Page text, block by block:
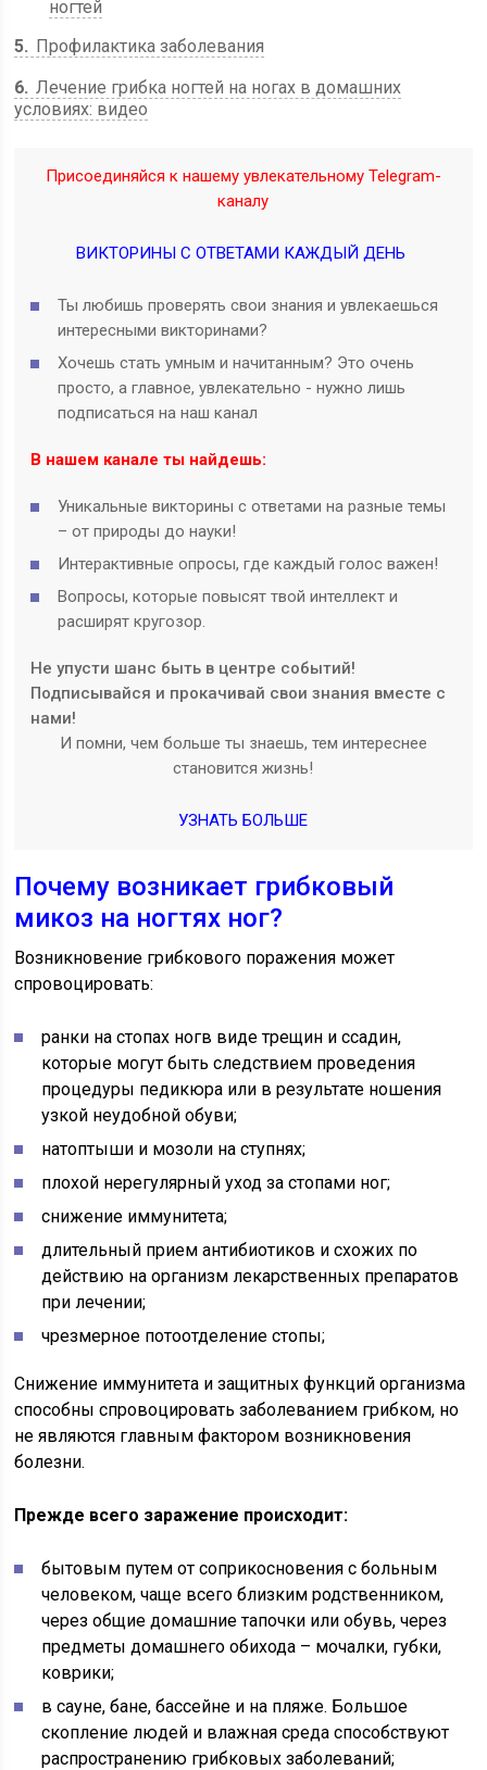
ногтей
5
Профилактика заболевания
6 Лечение грибка ногтей на ногах в домашних
условиях: видео
Присоединяйся к нашему увлекательному Telegram-
каналу
ВИКТОРИНЫ С ОТВЕТАМИ КАЖДЫЙ ДЕНЬ
Ты любишь проверять свои знания и увлекаешься
интересными викторинами?
Хочешь стать умным и начитанным? Это очень
просто, а главное, увлекательно - нужно лишь
подписаться на наш канал
В нашем канале ты найдешь:
Уникальные викторины с ответами на разные темы
– от природы до науки!
Интерактивные опросы, где каждый голос важен!
Вопросы, которые повысят твой интеллект и
расширят кругозор.
Не упусти шанс быть в центре событий!
Подписывайся и прокачивай свои знания вместе с
нами!
И помни, чем больше ты знаешь, тем интереснее
становится жизнь!
УЗНАТЬ БОЛЬШЕ
Почему возникает грибковый
микоз на ногтях ног?
Возникновение грибкового поражения может
спровоцировать:
ранки на стопах ногв виде трещин и ссадин,
которые могут быть следствием проведения
процедуры педикюра или в результате ношения
узкой неудобной обуви;
натоптыши и мозоли на ступнях;
плохой нерегулярный уход за стопами ног;
снижение иммунитета;
длительный прием антибиотиков и схожих по
действию на организм лекарственных препаратов
при лечении;
чрезмерное потоотделение стопы;
Снижение иммунитета и защитных функций организма
способны спровоцировать заболеванием грибком, но
не являются главным фактором возникновения
болезни.
Прежде всего заражение происходит:
бытовым путем от соприкосновения с больным
человеком, чаще всего близким родственником,
через общие домашние тапочки или обувь, через
предметы домашнего обихода – мочалки, губки,
коврики;
в сауне, бане, бассейне и на пляже. Большое
скопление людей и влажная среда способствуют
распространению грибковых заболеваний;